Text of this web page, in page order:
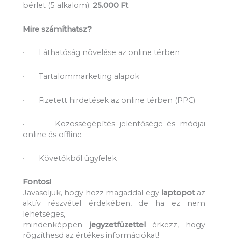
bérlet (5 alkalom): 25.000 Ft
Mire számíthatsz?
· Láthatóság növelése az online térben
· Tartalommarketing alapok
· Fizetett hirdetések az online térben (PPC)
· Közösségépítés jelentősége és módjai
online és offline
· Követőkből ügyfelek
Fontos!
Javasoljuk, hogy hozz magaddal egy laptopotaz
aktív részvétel érdekében, de ha ez nem
lehetséges,
mindenképpen jegyzetfüzettel érkezz, hogy
rögzíthesd az értékes információkat!